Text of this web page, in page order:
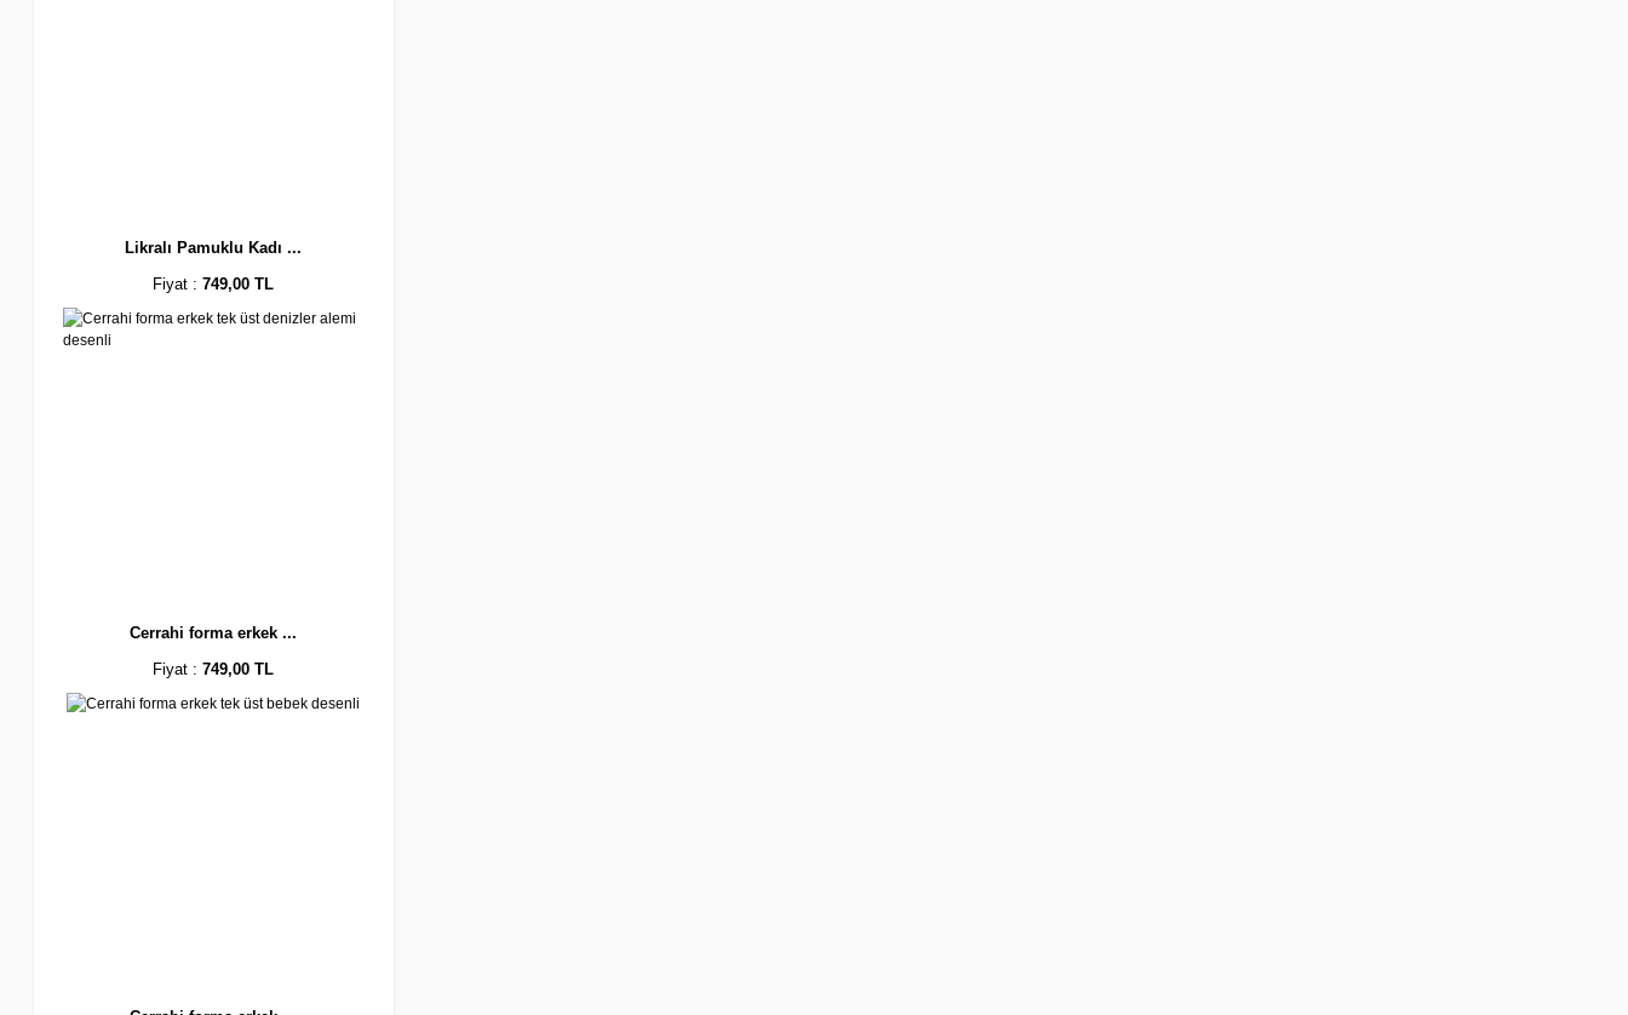
Likralı Pamuklu Kadı ...
Fiyat :749,00 TL
Cerrahi forma erkek ...
Fiyat :749,00 TL